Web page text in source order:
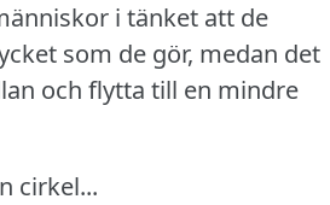
i tänket att de
som de gör, medan det
och flytta till en mindre
cirkel...